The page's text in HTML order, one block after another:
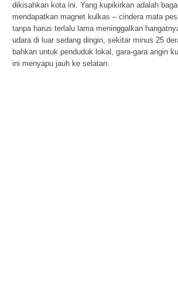
dikisahkan kota ini. Yang kupikirkan adalah
mendapatkan magnet kulkas – cindera mata
tanpa harus terlalu lama meninggalkan
udara di luar sedang dingin, sekitar minus 25
bahkan untuk penduduk lokal, gara-gara angin
ini menyapu jauh ke selatan.